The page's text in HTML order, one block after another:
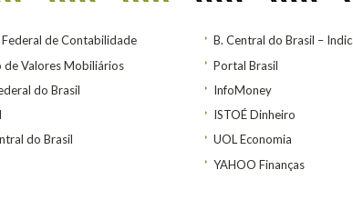
de Contabilidade
de Valores Mobiliários
do Brasil
do Brasil
B. Central do Brasil –
Portal Brasil
InfoMoney
ISTOÉ Dinheiro
UOL Economia
YAHOO Finanças